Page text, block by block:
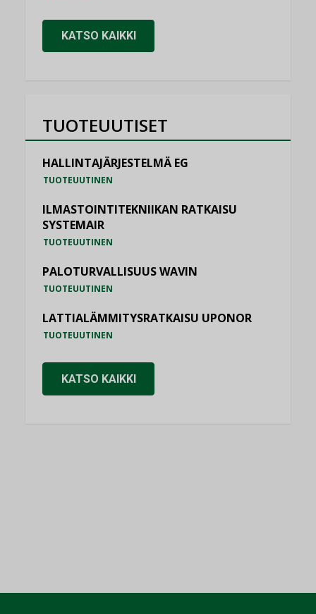
KATSO KAIKKI
TUOTEUUTISET
HALLINTAJÄRJESTELMÄ EG
TUOTEUUTINEN
ILMASTOINTITEKNIIKAN RATKAISU
SYSTEMAIR
TUOTEUUTINEN
PALOTURVALLISUUS WAVIN
TUOTEUUTINEN
LATTIALÄMMITYSRATKAISU UPONOR
TUOTEUUTINEN
KATSO KAIKKI